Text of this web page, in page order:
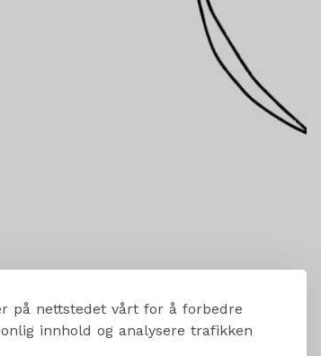
på nettstedet vårt for å forbedre
innhold og analysere trafikken